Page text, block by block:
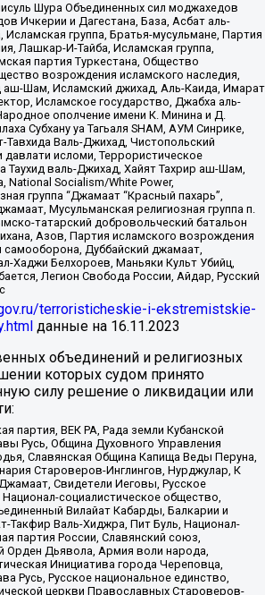
Шура Объединенных сил моджахедов
Ичкерии и Дагестана, База, Асбат аль-
группа, Братья-мусульмане, Партия
Лашкар-И-Тайба, Исламская группа,
партия Туркестана, Общество
возрождения исламского наследия,
Шам, Исламский джихад, Аль-Каида, Имарат
Исламское государство, Джабха аль-
ополчение имени К. Минина и Д.
Субхану уа Тагьаля SHAM, АУМ Синрике,
Валь-Джихад, Чистопольский
исломи, Террористическое
Таухид валь-Джихад, Хайят Тахрир аш-Шам,
Socialism/White Power,
группа “Джамаат “Красный пахарь”,
Мусульманская религиозная группа п.
татарский добровольческий батальон
Азов, Партия исламского возрождения
самооборона, Дуббайский джамаат,
Хаджи Белхороев, Маньяки Культ Убийц,
Легион Свобода России, Айдар, Русский
terroristicheskie-i-ekstremistskie-
данные на 16.11.2023
объединений и религиозных
которых судом принято
силу решение о ликвидации или
партия, ВЕК РА, Рада земли Кубанской
Русь, Община Духовного Управления
Славянская Община Капища Веды Перуна,
Староверов-Инглингов, Нурджулар, К
Свидетели Иеговы, Русское
социалистическое общество,
Вилайат Кабарды, Балкарии и
Такфир Валь-Хиджра, Пит Буль, Национал-
партия России, Славянский союз,
Орден Дьявола, Армия воли народа,
Инициатива города Череповца,
Русь, Русское национальное единство,
церкви Православных Староверов-